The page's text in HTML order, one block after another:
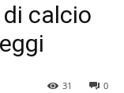
calcio
0
31